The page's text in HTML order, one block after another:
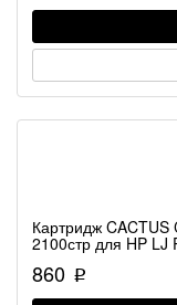
Картридж CACTUS
2100стр для HP LJ
860 p